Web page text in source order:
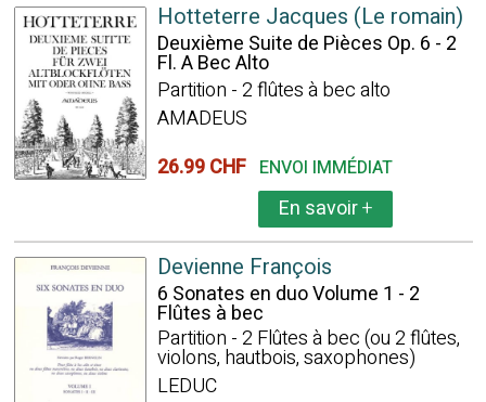
Hotteterre Jacques (Le romain)
Deuxième Suite de Pièces Op. 6 - 2
Fl. A Bec Alto
Partition - 2 flûtes à bec alto
AMADEUS
26.99 CHF ENVOI IMMÉDIAT
En savoir+
Devienne François
6 Sonates en duo Volume 1 - 2
Flûtes à bec
Partition - 2 Flûtes à bec (ou 2 flûtes,
violons, hautbois, saxophones)
LEDUC